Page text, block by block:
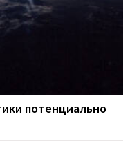
потенциально